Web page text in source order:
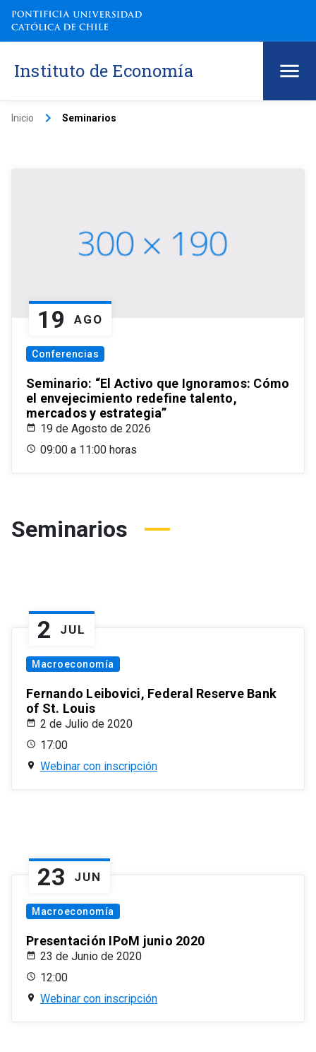
Instituto de Economía
Inicio keyboard_arrow_right Seminarios
19 AGO
Conferencias
Seminario: “El Activo que Ignoramos: Cómo
el envejecimiento redefine talento,
mercados y estrategia”
19 de Agosto de 2026
09:00 a 11:00 horas
Seminarios
2 JUL
Macroeconomía
Fernando Leibovici, Federal Reserve Bank
of St. Louis
2 de Julio de 2020
17:00
Webinar con inscripción
23 JUN
Macroeconomía
Presentación IPoM junio 2020
23 de Junio de 2020
12:00
Webinar con inscripción